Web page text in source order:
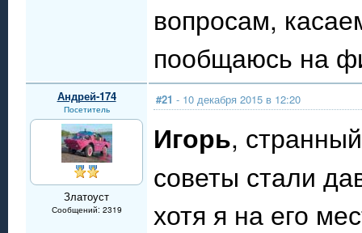
вопросам,
пообщаюсь на
Андрей-174
Посетитель
Златоуст
Сообщений: 2319
#21 - 10 декабря 2015 в 12:20
Игорь,
советы стали
хотя я на его